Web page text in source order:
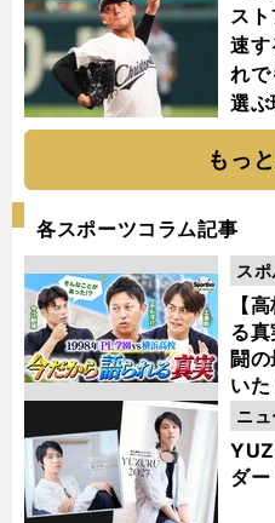
ス
速
れで
選ぶ
もっ
各スポーツコラム記事
【
る
闘の
いた
ス
動画
ダー
ニ